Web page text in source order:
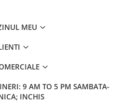
MEU
9 AM TO 5 PM SAMBATA-
INCHIS